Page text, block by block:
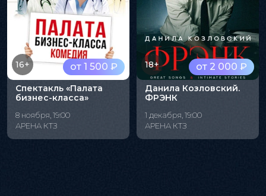
от 1 500 ₽
16+
Спектакль «Палата
бизнес-класса»
8 ноября, 19:00
АРЕНА КТЗ
от 2 000 ₽
18+
Данила Козловский.
ФРЭНК
1 декабря, 19:00
АРЕНА КТЗ